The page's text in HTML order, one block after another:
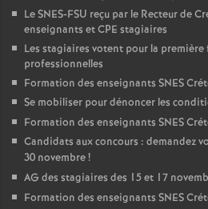
LeSNES-FSU reçu par le Recteur de
enseignants etCPE stagiaires
Les stagiaires votent pour la
professionnelles
Formation des enseignants SNES
Se mobiliser pour dénoncer les
Formation des enseignants SNES
Candidats aux concours : demandez
30 novembre!
AG des stagiaires des 15 et 17
Formation des enseignants SNES